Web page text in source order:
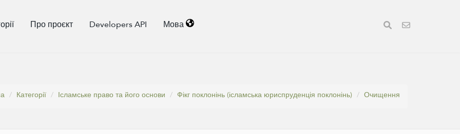
Про проєкт Developers API Мова
Категорії Ісламське право та його основи Фікг поклонінь (ісламська юриспруденція поклонінь) Очищення